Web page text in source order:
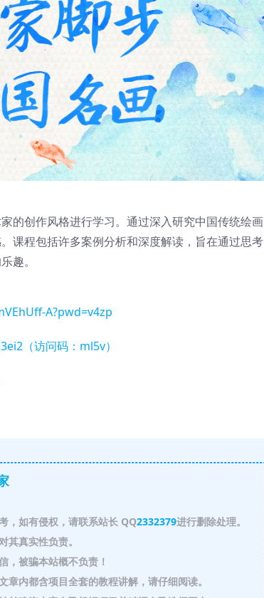
的创作风格进行学习。通过深入研究中国传统绘画
课程包括许多案例分析和深度解读，旨在通过思考
趣。
A?pwd=v4zp
（访问码：ml5v）
，如有侵权，请联系站长 QQ2332379进行删除处理。
真实性负责。
，被骗本站概不负责！
内都含项目全套的教程讲解，请仔细阅读。